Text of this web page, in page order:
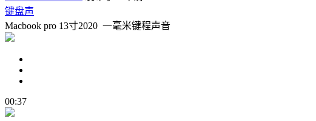
键盘声
Macbook pro 13寸2020 一毫米键程声音
00:37